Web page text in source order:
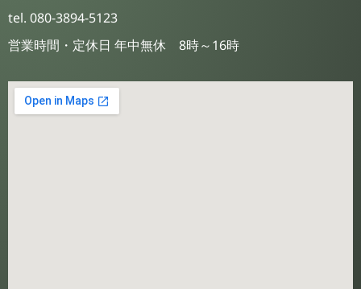
tel. 080-3894-5123
営業時間・定休日 年中無休 8時～16時